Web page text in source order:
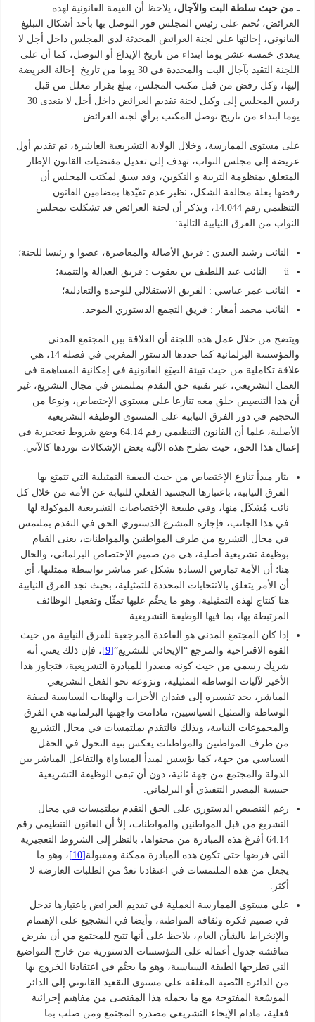
ـ من حيث سلطة البت والآجال، يلاحظ أن القيمة القانونية لهذه
العرائض، تُحتم على رئيس المجلس فور التوصل بها بأحد أشكال التبليغ
القانوني، إحالتها على لجنة العرائض المحدثة لدى المجلس داخل أجل لا
يتعدى خمسة عشر يوما ابتداء من تاريخ الإيداع أو التوصل، كما أن على
اللجنة التقيد بآجال البت والمحددة في 30 يوما من تاريخ إحالة العريضة
إليها، وكل رفض من قبل مكتب المجلس، يبلغ بقرار معلل من قبل
رئيس المجلس إلى وكيل لجنة تقديم العرائض داخل أجل لا يتعدى 30
يوما ابتداء من تاريخ توصل المكتب برأي لجنة العرائض.
على مستوى الممارسة، وخلال الولاية التشريعية العاشرة، تم تقديم أول
عريضة إلى مجلس النواب، تهدف إلى تعديل مقتضيات القانون الإطار
المتعلق بمنظومة التربية و التكوين، وقد سبق لمكتب المجلس أن
رفضها بعلة مخالفة الشكل، نظير عدم تقيّدها بمضامين القانون
التنظيمي رقم 14.044، ويذكر أن لجنة العرائض قد تشكلت بمجلس
النواب من الفرق النيابية التالية:
النائب رشيد العبدي : فريق الأصالة والمعاصرة، عضوا و رئيسا للجنة؛
ü النائب عبد اللطيف بن يعقوب : فريق العدالة والتنمية؛
النائب عمر عباسي : الفريق الاستقلالي للوحدة والتعادلية؛
النائب محمد أمغار : فريق التجمع الدستوري الموحد.
ويتضح من خلال عمل هذه اللجنة أن العلاقة بين المجتمع المدني
والمؤسسة البرلمانية كما حددها الدستور المغربي في فصله 14، هي
علاقة تكاملية من حيث تبيئة الصِيَغ القانونية في إمكانية المساهمة في
العمل التشريعي، عبر تقنية حق التقدم بملتمس في مجال التشريع، غير
أن هذا التنصيص خلق معه تنازعا على مستوى الإختصاص، ونوعا من
التحجيم في دور الفرق النيابية على المستوى الوظيفة التشريعية
الأصلية، علما أن القانون التنظيمي رقم 64.14 وضع شروط تعجيزية في
إعمال هذا الحق، حيث تطرح هذه الآلية بعض الإشكالات نوردها كالآتي:
يثار مبدأ تنازع الإختصاص من حيث الصفة التمثيلية التي تتمتع بها
الفرق النيابية، باعتبارها التجسيد الفعلي للنيابة عن الأمة من خلال كل
نائب مُشكَل منها، وفي طبيعة الإختصاصات التشريعية الموكولة لها
في هذا الجانب، فإجازة المشرع الدستوري الحق في التقدم بملتمس
في مجال التشريع من طرف المواطنين والمواطنات، يعنى القيام
بوظيفة تشريعية أصلية، هي من صميم الإختصاص البرلماني، والحال
هنا؛ أن الأمة تمارس السيادة بشكل غير مباشر بواسطة ممثليها، أي
أن الأمر يتعلق بالانتخابات المحددة للتمثيلية، بحيث نجد الفرق النيابية
هنا كنتاج لهذه التمثيلية، وهو ما يحتِّم عليها تمثّل وتفعيل الوظائف
المرتبطة بها، بما فيها الوظيفة التشريعية.
إذا كان المجتمع المدني هو القاعدة المرجعية للفرق النيابية من حيث
القوة الاقتراحية والمرجع “الإيحائي للتشريع”[9]
، فإن ذلك يعني أنه
شريك رسمي من حيث كونه مصدرا للمبادرة التشريعية، فتجاوز هذا
الأخير لآليات الوساطة التمثيلية، ونزوعه نحو الفعل التشريعي
المباشر، يجد تفسيره إلى فقدان الأحزاب والهيئات السياسية لصفة
الوساطة والتمثيل السياسيين، مادامت واجهتها البرلمانية هي الفرق
والمجموعات النيابية، وبذلك فالتقدم بملتمسات في مجال التشريع
من طرف المواطنين والمواطنات يعكس بنية التحول في الحقل
السياسي من جهة، كما يؤسس لمبدأ المساواة والتفاعل المباشر بين
الدولة والمجتمع من جهة ثانية، دون أن تبقى الوظيفة التشريعية
حبيسة المصدر التنفيذي أو البرلماني.
رغم التنصيص الدستوري على الحق التقدم بملتمسات في مجال
التشريع من قبل المواطنين والمواطنات، إلاّ أن القانون التنظيمي رقم
64.14 أفرغ هذه المبادرة من محتواها، بالنظر إلى الشروط التعجيزية
التي فرضها حتى تكون هذه المبادرة ممكنة ومقبولة [10]
، وهو ما
يجعل من هذه الملتمسات في اعتقادنا تعدّ من الطلبات العارضة لا
أكثر.
على مستوى الممارسة العملية في تقديم العرائض باعتبارها تدخل
في صميم فكرة وثقافة المواطنة، وأيضا في التشجيع على الإهتمام
والإنخراط بالشأن العام، يلاحظ على أنها تتيح للمجتمع من أن يفرض
مناقشة جدول أعماله على المؤسسات الدستورية من خارج المواضيع
التي تطرحها الطبقة السياسية، وهو ما يحتِّم في اعتقادنا الخروج بها
من الدائرة النّصية المغلقة على مستوى التقعيد القانوني إلى الدائر
الموسّعة المفتوحة مع ما يحمله هذا المقتضى من مفاهيم إجرائية
فعلية، مادام الإيحاء التشريعي مصدره المجتمع ومن صلب بما